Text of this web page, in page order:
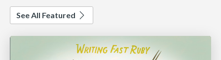
See All Featured